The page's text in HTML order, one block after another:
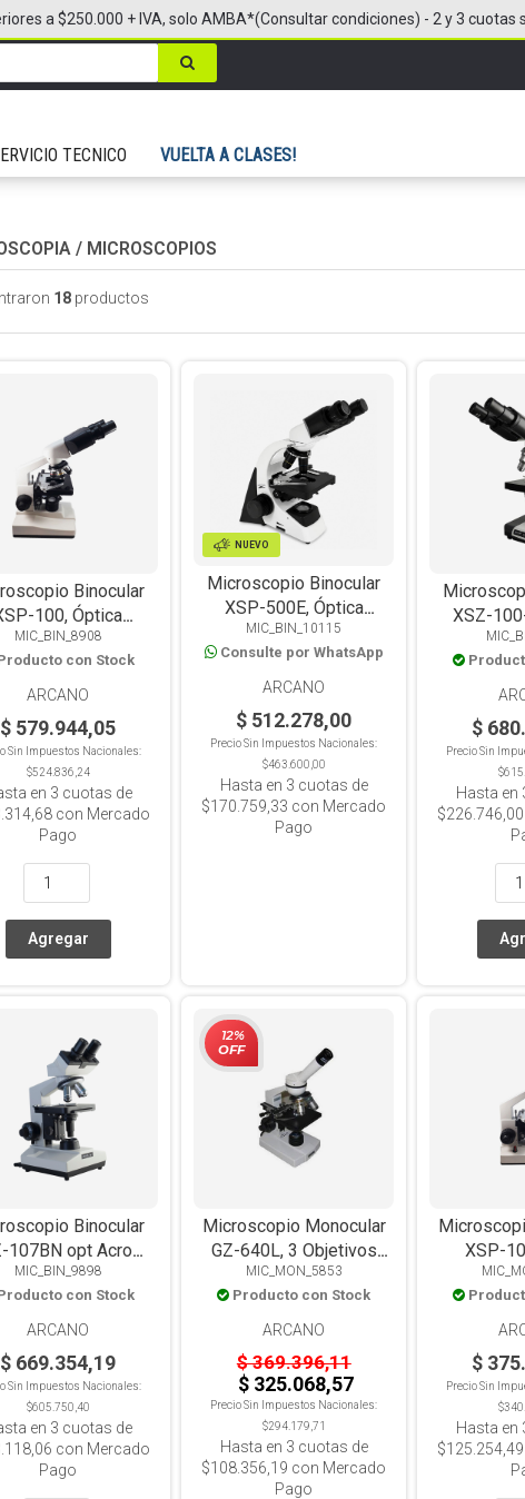
TECNICO VUELTA A CLASES!
a $250.000 + IVA, solo AMBA*(Consultar condiciones) - 2 y 3 cuotas
/ MICROSCOPIOS
18 productos
Binocular
100, Óptica
4 Objetivos
1600x, LED
MIC_BIN_8908
con Stock
ARCANO
$ 579.944,05
Sin Impuestos Nacionales:
$524.836,24
en 3 cuotas de
con Mercado
Pago
NUEVO
Microscopio Binocular
XSP-500E, Óptica
Acromática, 4 Objetivos
1000x, LED
MIC_BIN_10115
Consulte por WhatsApp
ARCANO
$ 512.278,00
Precio Sin Impuestos Nacionales:
$463.600,00
Hasta en 3 cuotas de
$170.759,33 con Mercado
Pago
XSZ-
$
Precio Sin
Hasta en
$226.746,00
Binocular
opt Acrom
1600x Luz LED
MIC_BIN_9898
con Stock
ARCANO
$ 669.354,19
Sin Impuestos Nacionales:
$605.750,40
en 3 cuotas de
con Mercado
Pago
12%
OFF
Microscopio Monocular
GZ-640L, 3 Objetivos
640x, Con Luz
MIC_MON_5853
Producto con Stock
ARCANO
$ 369.396,11
$ 325.068,57
Precio Sin Impuestos Nacionales:
$294.179,71
Hasta en 3 cuotas de
$108.356,19 con Mercado
Pago
XSP-
$
Precio Sin
Hasta en
$125.254,49